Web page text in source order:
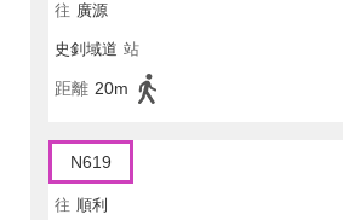
往 廣源
史釗域道 站
距離 20m
N619
往 順利